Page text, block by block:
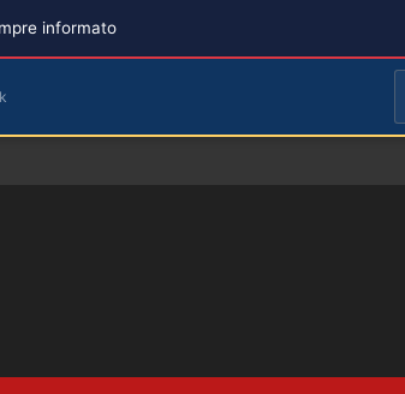
informato